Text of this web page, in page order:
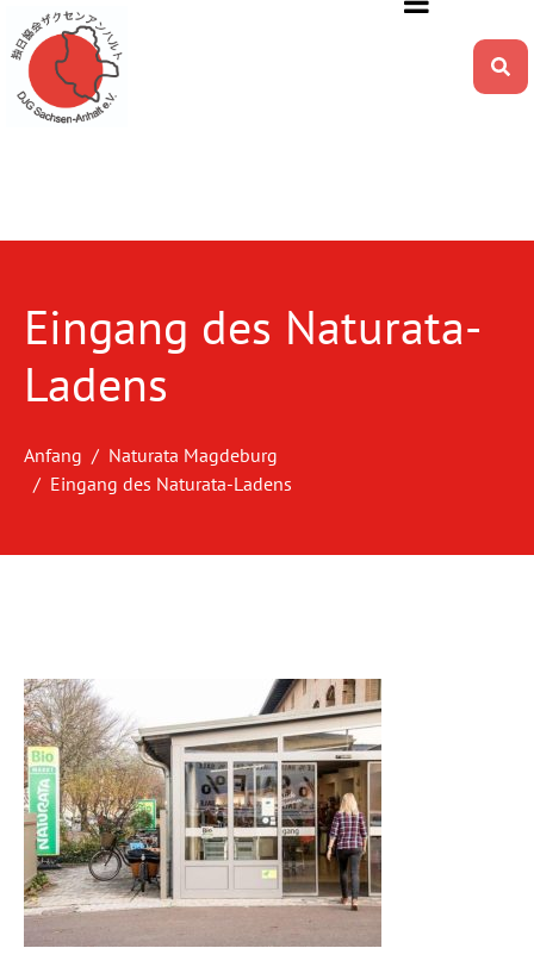
Eingang des Naturata-
Ladens
Anfang
Naturata Magdeburg
Eingang des Naturata-Ladens